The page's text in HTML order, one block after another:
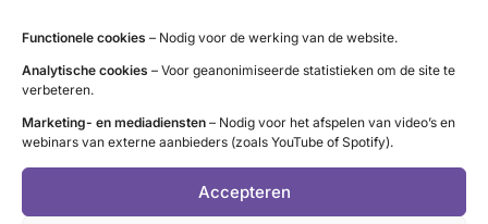
Functionele cookies – Nodig voor de werking van de website.
Analytische cookies – Voor geanonimiseerde statistieken om de site te
verbeteren.
Marketing- en mediadiensten – Nodig voor het afspelen van video’s en
webinars van externe aanbieders (zoals YouTube of Spotify).
Accepteren
informatie
over
(inname,
wisselen,
interacties)?
Informatievoorziening
Verwijst het ziekenhuis actief naar
betrouwbare bronnen en SchildklierNL?
Patiënten worden gewezen op erkende
informatiebronnen en de patiëntenorganisatie